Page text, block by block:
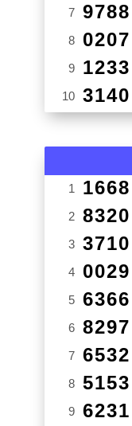
7 9788
8 0207
9 1233
10 3140
1 1668
2 8320
3 3710
4 0029
5 6366
6 8297
7 6532
8 5153
9 6231